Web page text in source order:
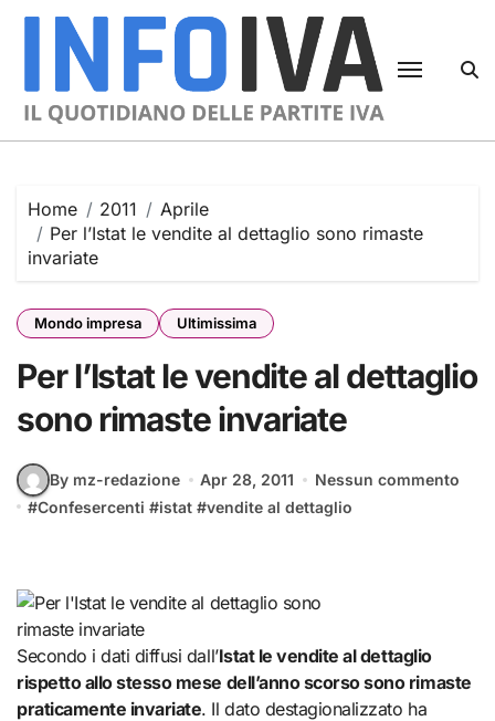
Skip
Home 2011
Aprile
Per l’Istat le vendite al dettaglio sono rimaste
invariate
Mondo impresa Ultimissima
Per l’Istat le vendite al dettaglio
sono rimaste invariate
By mz-redazione Apr 28, 2011
Nessun commento
#Confesercenti #istat #vendite al dettaglio
Secondo i dati diffusi dall’Istat le vendite al dettaglio
rispetto allo stesso mese dell’anno scorso sono rimaste
praticamente invariate. Il dato destagionalizzato ha